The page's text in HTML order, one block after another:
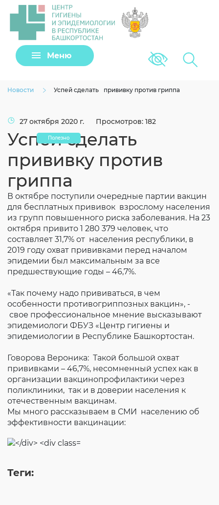
Меню Версия для
Новости Успей сделать прививку против гриппа
27 октября 2020 г. Просмотров: 182
Успей сделать
прививку против
гриппа
В октябре поступили очередные партии вакцин
для бесплатных прививок взрослому населения
из групп повышенного риска заболевания. На 23
октября привито 1 280 379 человек, что
составляет 31,7% от населения республики, в
2019 году охват прививками перед началом
эпидемии был максимальным за все
предшествующие годы – 46,7%.
«Так почему надо прививаться, в чем
особенности противогриппозных вакцин», -
свое профессиональное мнение высказывают
эпидемиологи ФБУЗ «Центр гигиены и
эпидемиологии в Республике Башкортостан.
Говорова Вероника: Такой большой охват
прививками – 46,7%, несомненный успех как в
организации вакцинопрофилактики через
поликлиники, так и в доверии населения к
отечественным вакцинам.
Мы много рассказываем в СМИ населению об
эффективности вакцинации:
Теги:
Полезно
Задать вопрос
Клещи
Загрузить файл
Согласие на обработку личных данных
Введите слово с картинки*: